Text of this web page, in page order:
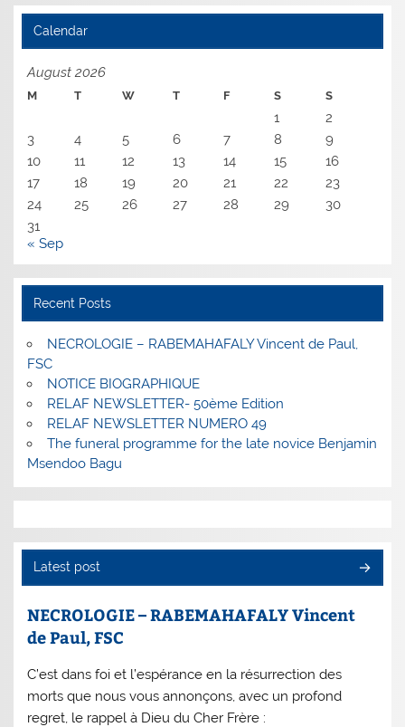
Calendar
August 2026
M T W T F S S
1
2
3
4 5 6 7 8
9
10
11 12 13 14 15
16
17
18 19 20 21 22
23
24
25 26 27 28 29
30
31
« Sep
Recent Posts
NECROLOGIE – RABEMAHAFALY Vincent de Paul,
FSC
NOTICE BIOGRAPHIQUE
RELAF NEWSLETTER- 50ème Edition
RELAF NEWSLETTER NUMERO 49
The funeral programme for the late novice Benjamin
Msendoo Bagu
Latest post
NECROLOGIE – RABEMAHAFALY Vincent
de Paul, FSC
C’est dans foi et l’espérance en la résurrection des
morts que nous vous annonçons, avec un profond
regret, le rappel à Dieu du Cher Frère :